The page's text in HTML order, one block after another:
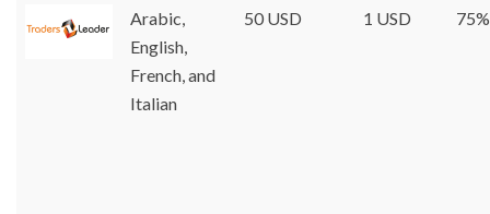
Arabic,
English,
French, and
Italian
50 USD 1 USD 75%